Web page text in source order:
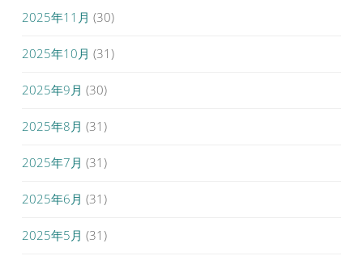
2025年11月 (30)
2025年10月 (31)
2025年9月 (30)
2025年8月 (31)
2025年7月 (31)
2025年6月 (31)
2025年5月 (31)